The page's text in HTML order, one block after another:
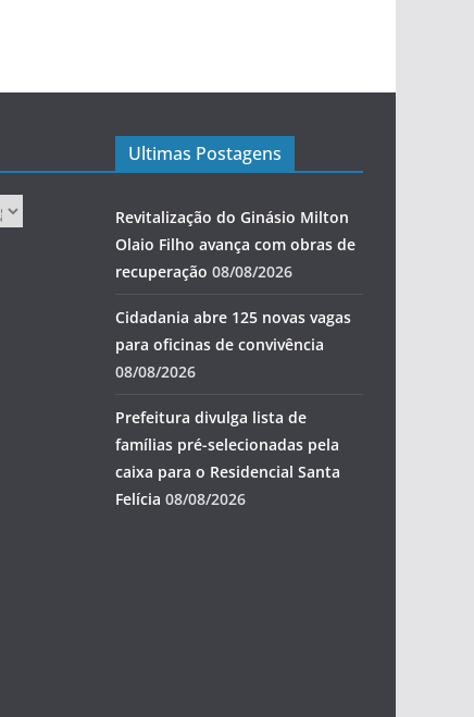
Ultimas Postagens
Revitalização do Ginásio Milton
Olaio Filho avança com obras de
recuperação 08/08/2026
Cidadania abre 125 novas vagas
para oficinas de convivência
08/08/2026
Prefeitura divulga lista de
famílias pré-selecionadas pela
caixa para o Residencial Santa
Felícia 08/08/2026